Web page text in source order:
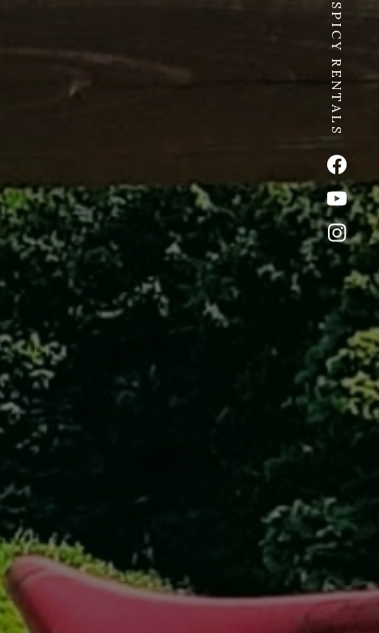
SPICY RENTALS
公式
公式
公式イ